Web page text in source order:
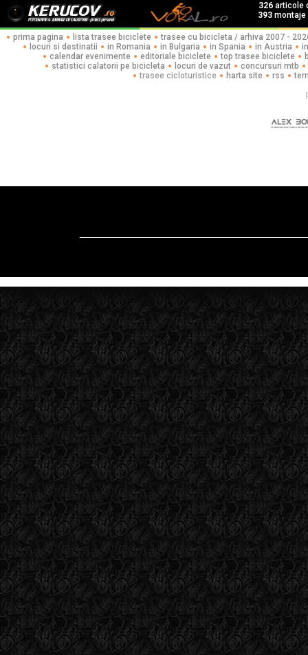
326articole
393montaje
prima pagina lista trasee biciclete
trasee cu bicicleta / arhiva 2007 -
locuri si destinatii
in Romania in Bulgaria in Spania in Austria
calendar evenimente
editoriale biciclete top trasee biciclete
statistici calatorii pe bicicleta
locuri de vazut
concursuri mtb
trasee cicloturistice
harta site rss